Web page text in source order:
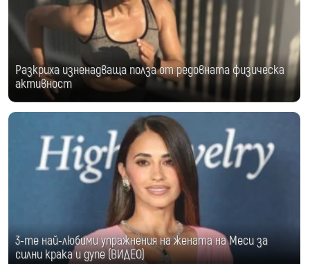
Разкриха изненадваща полза от редовната физическа
активност
3-те най-любими упражнения на жената на Меси за
силни крака и дупе (ВИДЕО)